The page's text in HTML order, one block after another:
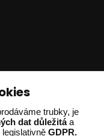
trubky, je
dat důležitáa
GDPR.